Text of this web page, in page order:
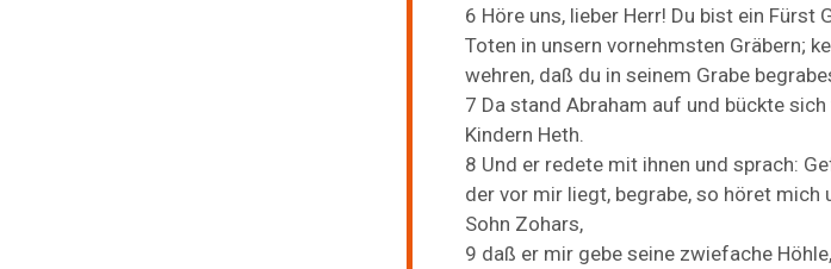
6 Höre uns, lieber Herr! Du bist ein Fürst
Toten in unsern vornehmsten Gräbern;
wehren, daß du in seinem Grabe
7 Da stand Abraham auf und bückte sich
Kindern Heth.
8 Und er redete mit ihnen und sprach:
der vor mir liegt, begrabe, so höret mich
Sohn Zohars,
9 daß er mir gebe seine zwiefache Höhle,